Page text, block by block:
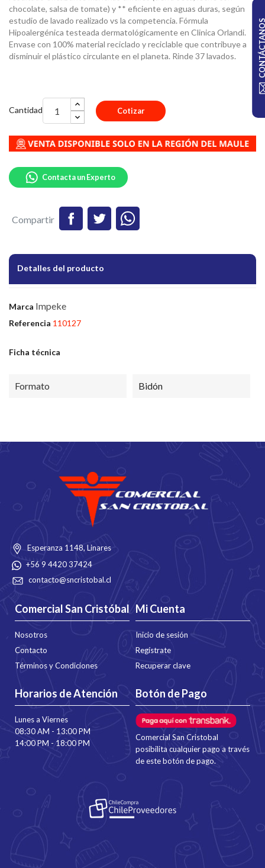
chocolate, salsa de tomate) y ** eficiente en aguas duras, según
estudio de lavado realizado vs la competencia. Fórmula
Hipoalergénica testeada dermatológicamente en Clinica Orlandi.
Envase con 100% material reciclado y reciclable que contribuye a
disminuir el plástico circulante en el planeta. Rinde 37 lavados.
Cantidad Cotizar
Compartir
Contacta un Experto
Detalles del producto
Marca Impeke
Referencia 110127
Ficha técnica
Formato Bidón
Esperanza 1148, Linares
+56 9 4420 37424
contacto@sncristobal.cl
Comercial San Cristóbal
Nosotros
Contacto
Términos y Condiciones
Mi Cuenta
Inicio de sesión
Regístrate
Recuperar clave
Horarios de Atención
Lunes a Viernes
08:30 AM - 13:00 PM
14:00 PM - 18:00 PM
Botón de Pago
Comercial San Cristobal
posibilita cualquier pago a través
de este botón de pago.